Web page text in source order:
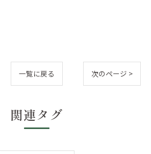
一覧に戻る 次のページ >
関連タグ